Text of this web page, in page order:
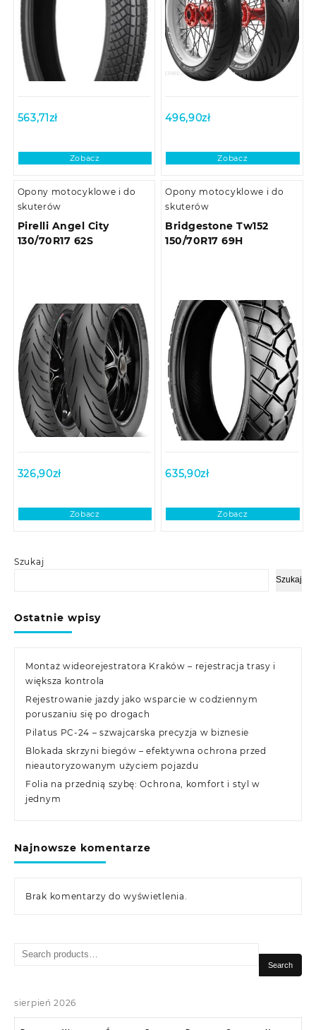
Szukaj
Szukaj
Ostatnie wpisy
Montaż wideorejestratora Kraków – rejestracja trasy i
większa kontrola
Rejestrowanie jazdy jako wsparcie w codziennym
poruszaniu się po drogach
Pilatus PC-24 – szwajcarska precyzja w biznesie
Blokada skrzyni biegów – efektywna ochrona przed
nieautoryzowanym użyciem pojazdu
Folia na przednią szybę: Ochrona, komfort i styl w
jednym
Najnowsze komentarze
Brak komentarzy do wyświetlenia.
563,71zł
Zobacz
496,90zł
Zobacz
Opony motocyklowe i do
skuterów
Pirelli Angel City
130/70R17 62S
326,90zł
Zobacz
Opony motocyklowe i do
skuterów
Bridgestone Tw152
150/70R17 69H
635,90zł
Zobacz
Search
Search
sierpień 2026